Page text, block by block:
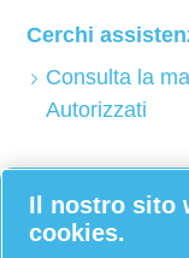
Cerchi
Consulta la
Autorizzati
Facebook
Twitter
Il nostro sito
cookies.